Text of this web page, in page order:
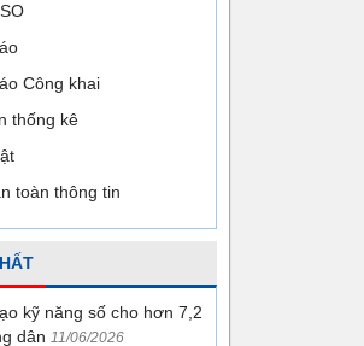
Công khai
thống kê
toàn thông tin
kỹ năng số cho hơn 7,2
dân 11/06/2026